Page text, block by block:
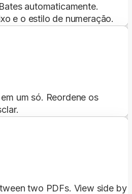
automaticamente.
e o estilo de numeração.
um só. Reordene os
two PDFs. View side by